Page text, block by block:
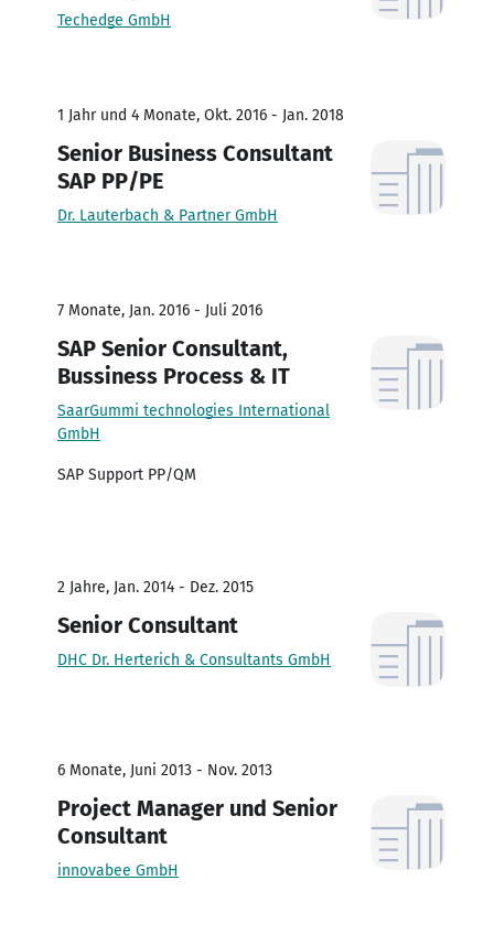
Techedge GmbH
1 Jahr und 4 Monate, Okt. 2016 - Jan. 2018
Senior Business Consultant
SAP PP/PE
Dr. Lauterbach & Partner GmbH
7 Monate, Jan. 2016 - Juli 2016
SAP Senior Consultant,
Bussiness Process & IT
SaarGummi technologies International
GmbH
SAP Support PP/QM
2 Jahre, Jan. 2014 - Dez. 2015
Senior Consultant
DHC Dr. Herterich & Consultants GmbH
6 Monate, Juni 2013 - Nov. 2013
Project Manager und Senior
Consultant
innovabee GmbH